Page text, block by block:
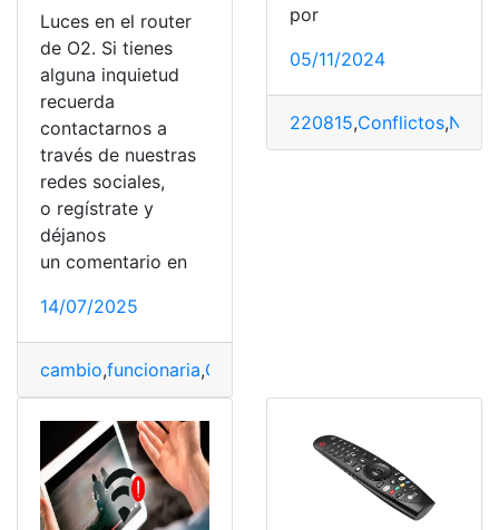
Luces en el router
de O2. Si tienes
alguna inquietud
recuerda
contactarnos a
través de nuestras
redes sociales,
o regístrate y
déjanos
un comentario en
14/07/2025
cambio,funcionaria,O2
por
05/11/2024
220815,Conflictos,